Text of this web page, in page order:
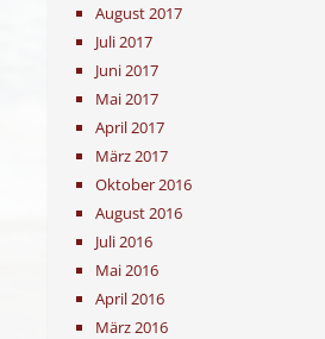
August 2017
Juli 2017
Juni 2017
Mai 2017
April 2017
März 2017
Oktober 2016
August 2016
Juli 2016
Mai 2016
April 2016
März 2016